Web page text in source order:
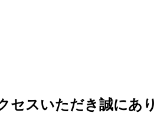
セスいただき誠にあり